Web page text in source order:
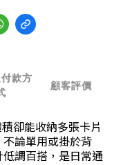
款方
顧客評價
卻能收納多張卡片
論單用或掛於背
調百搭，是日常通